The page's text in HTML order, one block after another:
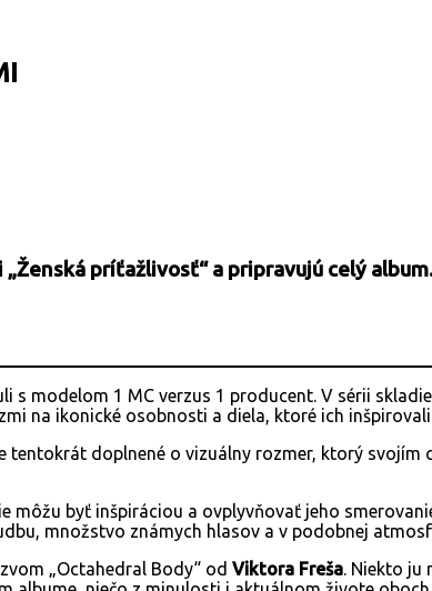
príťažlivosť“ a pripravujú celý
modelom 1 MC verzus 1 producent. V sérii
na ikonické osobnosti a diela, ktoré ich
doplnené o vizuálny rozmer, ktorý
môžu byť inšpiráciou a ovplyvňovať jeho
množstvo známych hlasov a v podobnej
„Octahedral Body“ od Viktora Freša. Niekto ju